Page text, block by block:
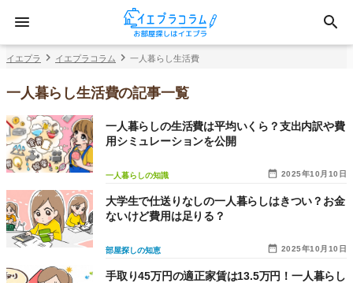
イエプラ イエプラコラム 一人暮らし生活費
一人暮らし生活費の記事一覧
2025年10月10日
一人暮らしの知識
一人暮らしの生活費は平均いくら？支出内訳や費
用シミュレーションを公開
2025年10月10日
部屋探しの知恵
大学生で仕送りなしの一人暮らしはきつい？お金
ないけど費用は足りる？
手取り45万円の適正家賃は13.5万円！一人暮らし